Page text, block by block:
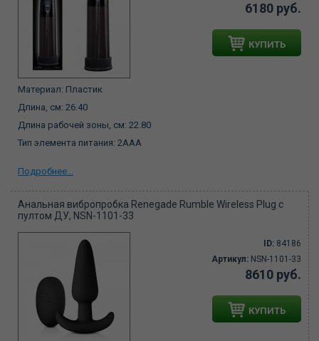
6180 руб.
КУПИТЬ
Материал: Пластик
Длина, см: 26.40
Длина рабочей зоны, см: 22.80
Тип элемента питания: 2ААA
Подробнее...
Анальная вибропробка Renegade Rumble Wireless Plug с
пултом ДУ, NSN-1101-33
ID: 84186
Артикул: NSN-1101-33
8610 руб.
КУПИТЬ